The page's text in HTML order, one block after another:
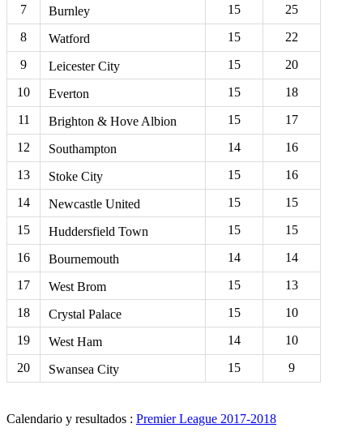
7
Burnley 15
25
8
Watford 15
22
9
Leicester City 15
20
10
Everton 15
18
11
Brighton & Hove Albion 15
17
12
Southampton 14
16
13
Stoke City 15
16
14
Newcastle United 15
15
15
Huddersfield Town 15
15
16
Bournemouth 14
14
17
West Brom 15
13
18
Crystal Palace 15
10
19
West Ham 14
10
20
Swansea City 15 9
Calendario y resultados : Premier League 2017-2018